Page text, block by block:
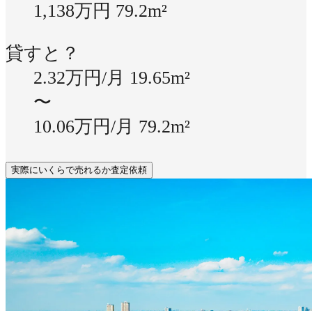
1,138万円 79.2m²
貸すと？
2.32万円/月 19.65m²
〜
10.06万円/月 79.2m²
実際にいくらで売れるか査定依頼